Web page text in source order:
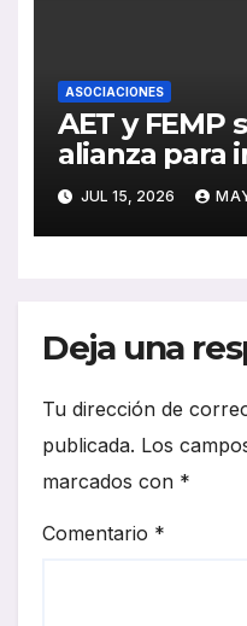
ASOCIACIONES
AET y FEMP
alianza para
movilidad
ciudades
JUL 15, 2026
Deja una
Tu dirección de
publicada. Los
marcados con *
Comentario *